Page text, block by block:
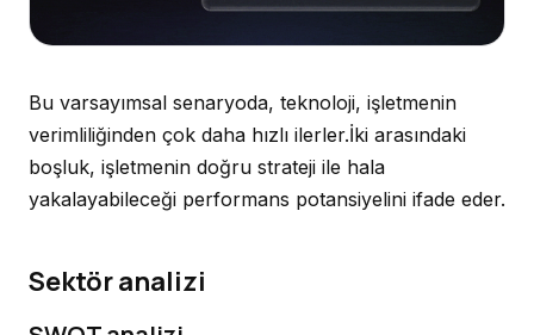
Bu varsayımsal senaryoda, teknoloji, işletmenin
verimliliğinden çok daha hızlı ilerler.İki arasındaki
boşluk, işletmenin doğru strateji ile hala
yakalayabileceği performans potansiyelini ifade eder.
Sektör analizi